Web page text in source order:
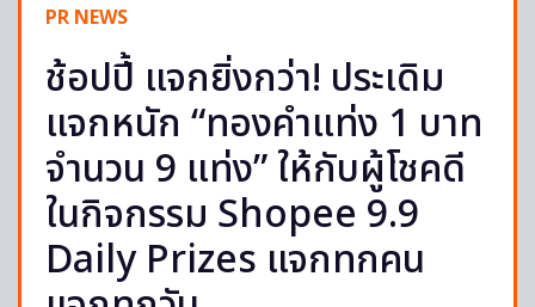
PR NEWS
ช้อปปี้ แจกยิ่งกว่า! ประเดิม
แจกหนัก “ทองคำแท่ง 1 บาท
จำนวน 9 แท่ง” ให้กับผู้โชคดี
ในกิจกรรม Shopee 9.9
Daily Prizes แจกทกคน